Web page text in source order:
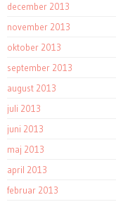
december 2013
november 2013
oktober 2013
september 2013
august 2013
juli 2013
juni 2013
maj 2013
april 2013
februar 2013